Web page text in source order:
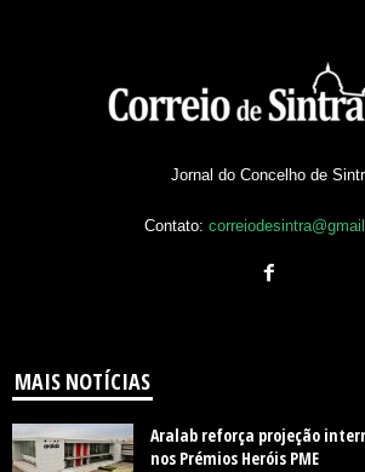
Jornal do Concelho de
Contato:
MAIS NOTÍCIAS
Aralab reforça projeção
nos Prémios Heróis PME